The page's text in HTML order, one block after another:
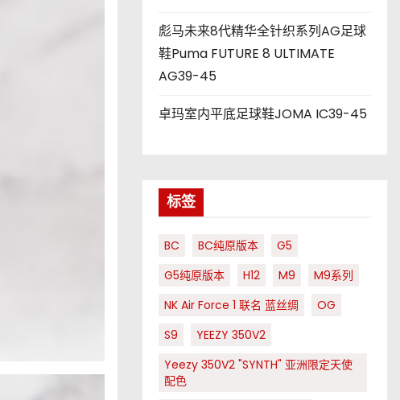
彪马未来8代精华全针织系列AG足球
鞋Puma FUTURE 8 ULTIMATE
AG39-45
卓玛室内平底足球鞋JOMA IC39-45
标签
BC BC纯原版本
G5
G5纯原版本
H12 M9
M9系列
NK Air Force 1 联名 蓝丝绸
OG
S9
YEEZY 350V2
Yeezy 350V2 "SYNTH" 亚洲限定天使
配色